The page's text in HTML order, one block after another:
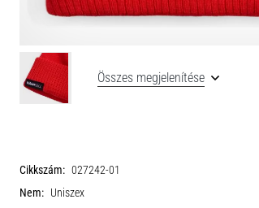
Összes megjelenítése
Cikkszám: 027242-01
Nem: Uniszex